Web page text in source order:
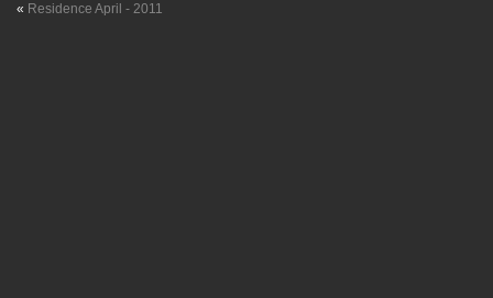
« Residence April - 2011